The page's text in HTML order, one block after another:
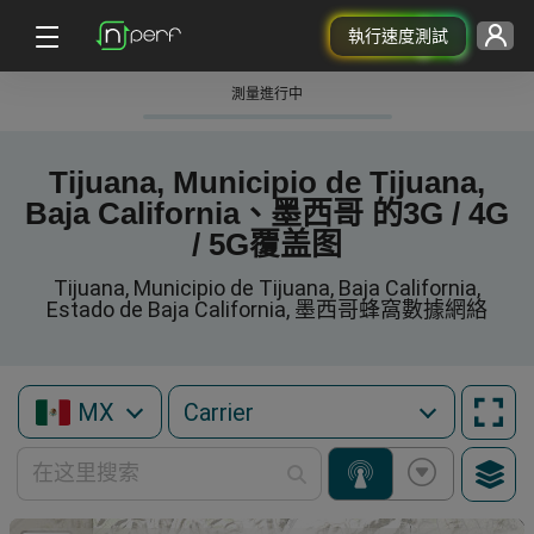
執行速度測試
測量進行中
Tijuana, Municipio de Tijuana,
Baja California、墨西哥 的3G / 4G
/ 5G覆盖图
Tijuana, Municipio de Tijuana, Baja California,
Estado de Baja California, 墨西哥蜂窩數據網絡
MX